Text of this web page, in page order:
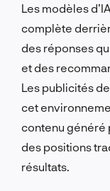
Les modèles
complète
des réponses
et des
Les publicités
cet
contenu généré
des positions
résultats.